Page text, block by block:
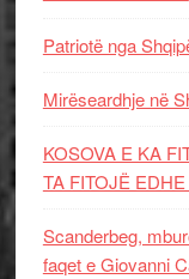
Patriotë nga
Mirëseardhje në
KOSOVA E KA
TA FITOJË
Scanderbeg,
faqet e Giovanni